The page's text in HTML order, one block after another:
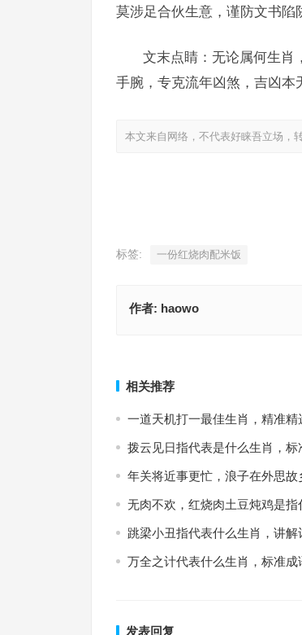
莫涉足合伙生意，谨防文书陷
文末点睛：无论属何生肖
手腕，专克流年凶煞，吉凶本
本文来自网络，不代表好睐吾立场，
标签: 一份红烧肉配米饭
作者: haowo
相关推荐
一道天机打一最佳生肖，精准精
拨云见日指代表是什么生肖，
年关将近事更忙，浪子在外思
无肉不欢，红烧肉土豆炖鸡是
跳梁小丑指代表什么生肖，讲解
万全之计代表什么生肖，标准成
发表回复